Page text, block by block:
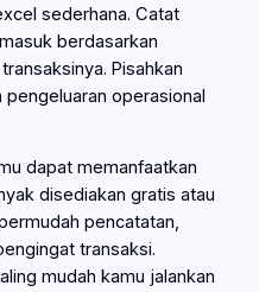
sederhana. Catat
berdasarkan
Pisahkan
operasional
dapat memanfaatkan
disediakan gratis atau
pencatatan,
transaksi.
mudah kamu jalankan